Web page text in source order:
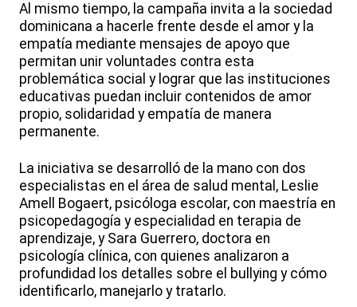
Al mismo tiempo, la campaña invita a la sociedad
dominicana a hacerle frente desde el amor y la
empatía mediante mensajes de apoyo que
permitan unir voluntades contra esta
problemática social y lograr que las instituciones
educativas puedan incluir contenidos de amor
propio, solidaridad y empatía de manera
permanente.
La iniciativa se desarrolló de la mano con dos
especialistas en el área de salud mental, Leslie
Amell Bogaert, psicóloga escolar, con maestría en
psicopedagogía y especialidad en terapia de
aprendizaje, y Sara Guerrero, doctora en
psicología clínica, con quienes analizaron a
profundidad los detalles sobre el bullying y cómo
identificarlo, manejarlo y tratarlo.